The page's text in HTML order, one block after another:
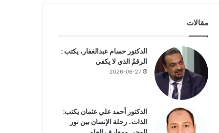
مقالات
الدكتور حسام عبدالغفار، يكتب :
الرقمُ الذي لا يكفي
2026-06-27
الدكتور أحمد علي عثمان يكتب:
الذات.. رحلة الإنسان بين نور